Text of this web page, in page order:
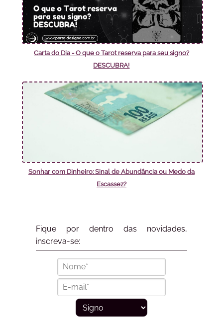
Carta do Dia - O que o Tarot reserva para seu signo?
DESCUBRA!
Sonhar com Dinheiro: Sinal de Abundância ou Medo da
Escassez?
Fique por dentro das novidades,
inscreva-se: